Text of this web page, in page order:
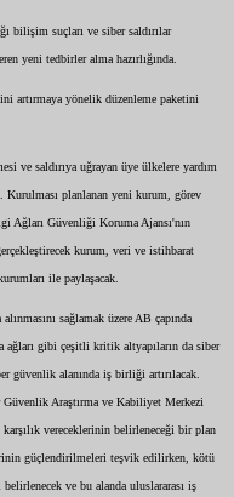
bilişim suçları ve siber saldırılar
yeni tedbirler alma hazırlığında.
artırmaya yönelik düzenleme paketini
ve saldırıya uğrayan üye ülkelere yardım
planlanan yeni kurum, görev
Ağları Güvenliği Koruma Ajansı'nın
kurum, veri ve istihbarat
ile paylaşacak.
sağlamak üzere AB çapında
ağları gibi çeşitli kritik altyapıların da siber
güvenlik alanında iş birliği artırılacak.
Güvenlik Araştırma ve Kabiliyet Merkezi
vereceklerinin belirleneceği bir plan
güçlendirilmeleri teşvik edilirken, kötü
ve bu alanda uluslararası iş